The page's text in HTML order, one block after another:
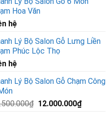
Hoa Văn
hệ
Lý Bộ Salon Gỗ Lưng Liền
Phúc Lộc Thọ
hệ
Lý Bộ Salon Gỗ Chạm Công
₫ Giá
12.000.000₫Giá